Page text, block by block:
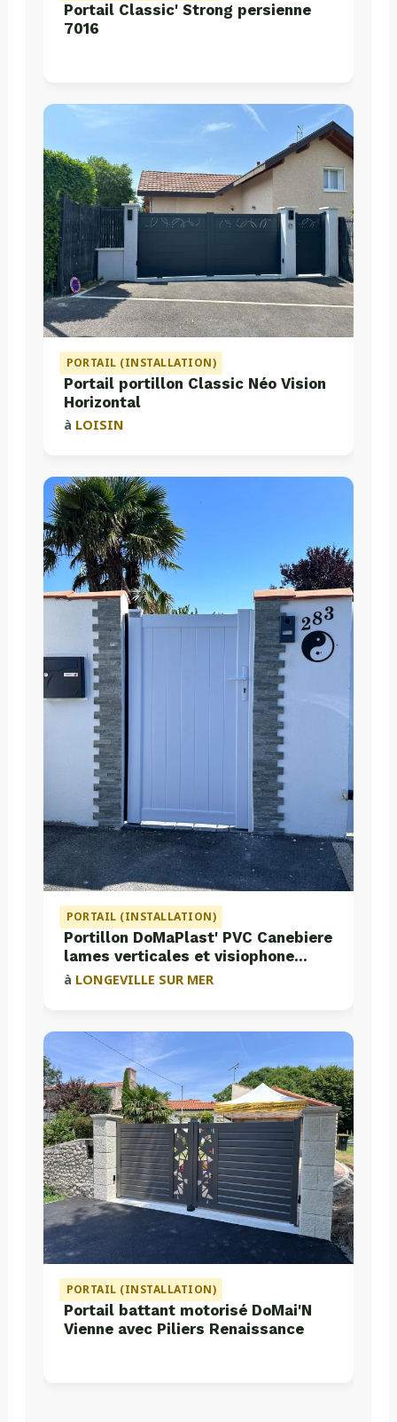
Portail Classic' Strong persienne
7016
PORTAIL (INSTALLATION)
Portail portillon Classic Néo Vision
Horizontal
à LOISIN
PORTAIL (INSTALLATION)
Portillon DoMaPlast' PVC Canebiere
lames verticales et visiophone
Aiphone
à LONGEVILLE SUR MER
PORTAIL (INSTALLATION)
Portail battant motorisé DoMai'N
Vienne avec Piliers Renaissance